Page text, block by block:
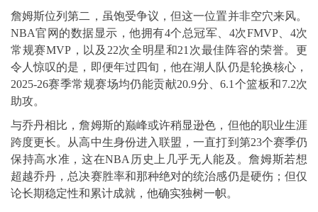
詹姆斯位列第二，虽饱受争议，但这一位置并非空穴来风。
NBA官网的数据显示，他拥有4个总冠军、4次FMVP、4次
常规赛MVP，以及22次全明星和21次最佳阵容的荣誉。更
令人惊叹的是，即便年过四旬，他在湖人队仍是轮换核心，
2025-26赛季常规赛场均仍能贡献20.9分、6.1个篮板和7.2次
助攻。
与乔丹相比，詹姆斯的巅峰或许稍显逊色，但他的职业生涯
跨度更长。从高中生身份进入联盟，一直打到第23个赛季仍
保持高水准，这在NBA历史上几乎无人能及。詹姆斯若想
超越乔丹，总决赛胜率和那种绝对的统治感仍是硬伤；但仅
论长期稳定性和累计成就，他确实独树一帜。